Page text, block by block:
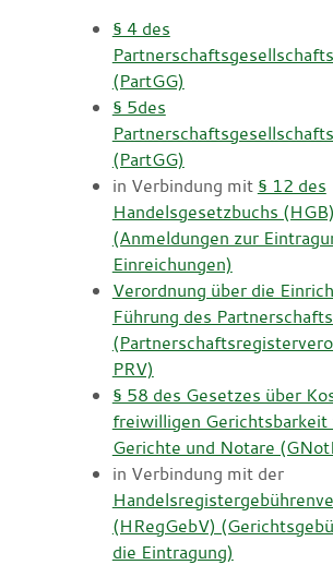
§ 4 des
(PartGG)
§ 5des
(PartGG)
in Verbindung mit § 12 des
Handelsgesetzbuchs (HGB)
(Anmeldungen zur
Einreichungen)
Verordnung über die
Führung des
PRV)
§ 58 des Gesetzes über
freiwilligen Gerichtsbarkeit
Gerichte und Notare
in Verbindung mit der
(HRegGebV)
die Eintragung)